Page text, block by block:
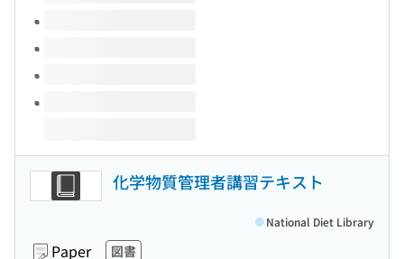
化学物質管理者講習テキスト
Paper 図書
National Diet Library